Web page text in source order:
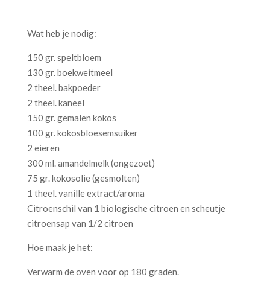
Wat heb je nodig:
150 gr. speltbloem
130 gr. boekweitmeel
2 theel. bakpoeder
2 theel. kaneel
150 gr. gemalen kokos
100 gr. kokosbloesemsuiker
2 eieren
300 ml. amandelmelk (ongezoet)
75 gr. kokosolie (gesmolten)
1 theel. vanille extract/aroma
Citroenschil van 1 biologische citroen en scheutje
citroensap van 1/2 citroen
Hoe maak je het:
Verwarm de oven voor op 180 graden.